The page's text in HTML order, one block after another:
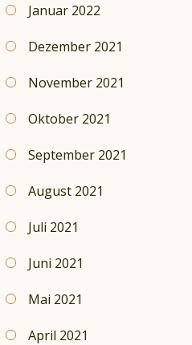
Januar 2022
Dezember 2021
November 2021
Oktober 2021
September 2021
August 2021
Juli 2021
Juni 2021
Mai 2021
April 2021